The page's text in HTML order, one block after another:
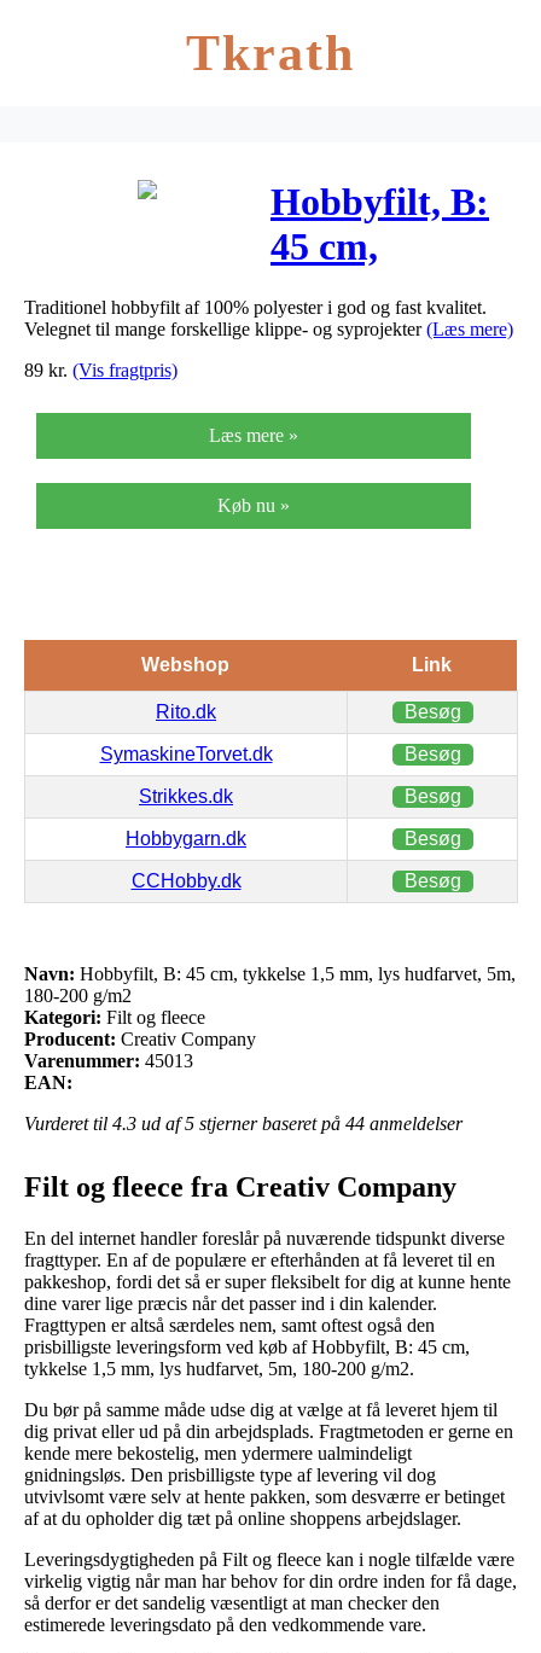
Tkrath
Hobbyfilt, B:
45 cm,
tykkelse 1,5
mm, lys
180-200 g/m2
Traditionel hobbyfilt af 100% polyester i god og fast kvalitet.
Velegnet til mange forskellige klippe- og syprojekter(Læs mere)
89 kr. (Vis fragtpris)
Læs mere »
Køb nu »
Webshop Link
Rito.dk Besøg
SymaskineTorvet.dk Besøg
Strikkes.dk Besøg
Hobbygarn.dk Besøg
CCHobby.dk Besøg
Navn: Hobbyfilt, B: 45 cm, tykkelse 1,5 mm, lys hudfarvet, 5m,
180-200 g/m2
Kategori: Filt og fleece
Producent: Creativ Company
Varenummer: 45013
EAN:
Vurderet til 4.3 ud af 5 stjerner baseret på 44 anmeldelser
Filt og fleece fra Creativ Company
En del internet handler foreslår på nuværende tidspunkt diverse
fragttyper. En af de populære er efterhånden at få leveret til en
pakkeshop, fordi det så er super fleksibelt for dig at kunne hente
dine varer lige præcis når det passer ind i din kalender.
Fragttypen er altså særdeles nem, samt oftest også den
prisbilligste leveringsform ved køb af Hobbyfilt, B: 45 cm,
tykkelse 1,5 mm, lys hudfarvet, 5m, 180-200 g/m2.
Du bør på samme måde udse dig at vælge at få leveret hjem til
dig privat eller ud på din arbejdsplads. Fragtmetoden er gerne en
kende mere bekostelig, men ydermere ualmindeligt
gnidningsløs. Den prisbilligste type af levering vil dog
utvivlsomt være selv at hente pakken, som desværre er betinget
af at du opholder dig tæt på online shoppens arbejdslager.
Leveringsdygtigheden på Filt og fleece kan i nogle tilfælde være
virkelig vigtig når man har behov for din ordre inden for få dage,
så derfor er det sandelig væsentligt at man checker den
estimerede leveringsdato på den vedkommende vare.